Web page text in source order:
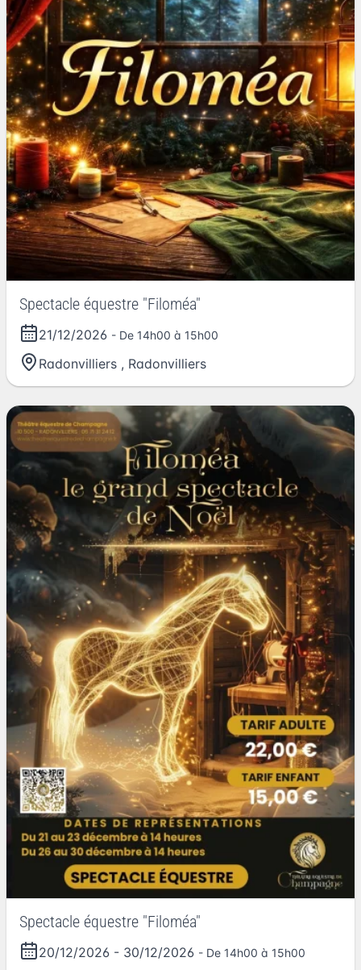
Spectacle équestre "Filoméa"
21/12/2026 - De 14h00 à 15h00
Radonvilliers , Radonvilliers
Spectacle équestre "Filoméa"
20/12/2026 - 30/12/2026 - De 14h00 à 15h00